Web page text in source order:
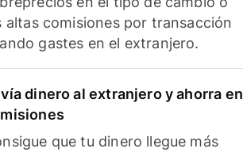
altas comisiones por transacción
gastes en el extranjero.
dinero al extranjero y ahorra en
que tu dinero llegue más